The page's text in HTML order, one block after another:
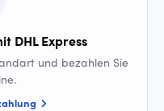
DHL Express
und bezahlen Sie